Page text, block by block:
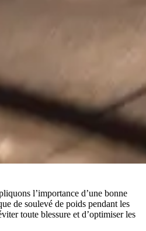
l’importance d’une bonne
de soulevé de poids pendant les
toute blessure et d’optimiser les